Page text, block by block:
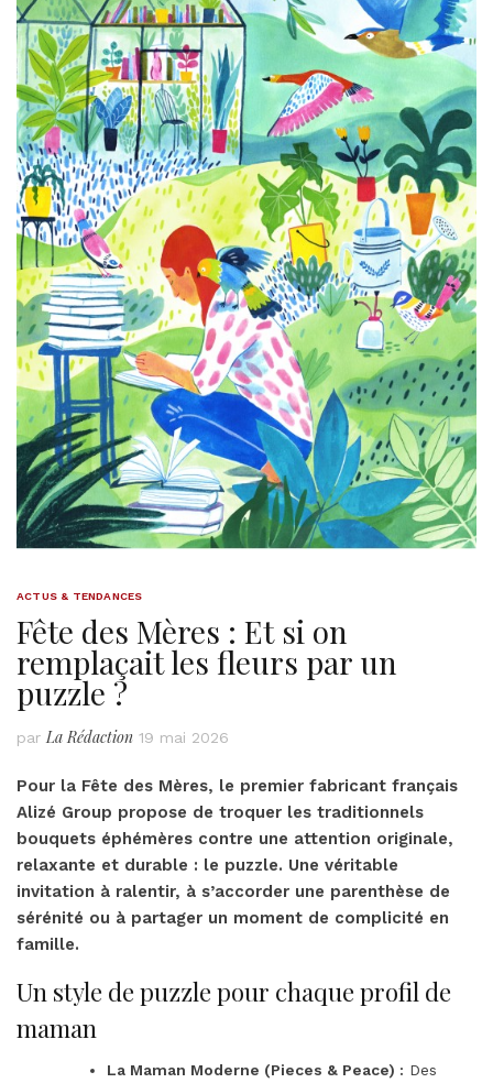
ACTUS & TENDANCES
Fête des Mères : Et si on
remplaçait les fleurs par un
puzzle ?
parLa Rédaction 19 mai 2026
Pour la Fête des Mères, le premier fabricant français
Alizé Group propose de troquer les traditionnels
bouquets éphémères contre une attention originale,
relaxante et durable : le puzzle. Une véritable
invitation à ralentir, à s’accorder une parenthèse de
sérénité ou à partager un moment de complicité en
famille.
Un style de puzzle pour chaque profil de
maman
La Maman Moderne (Pieces & Peace) : Des